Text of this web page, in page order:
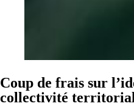
Coup de frais sur
collectivité